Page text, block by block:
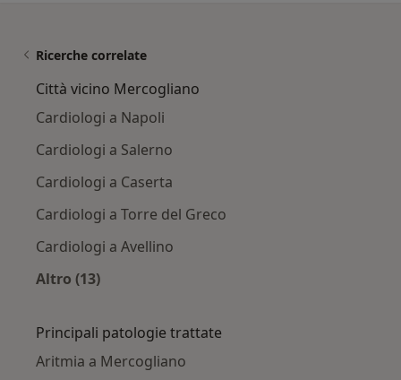
Ricerche correlate
Città vicino Mercogliano
Cardiologi a Napoli
Cardiologi a Salerno
Cardiologi a Caserta
Cardiologi a Torre del Greco
Cardiologi a Avellino
Altro (13)
Principali patologie trattate
Aritmia a Mercogliano